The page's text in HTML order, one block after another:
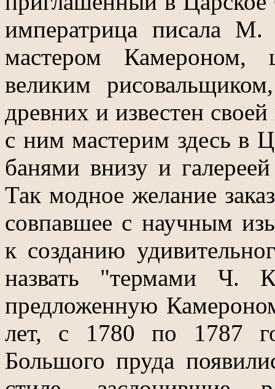
императрица писала М.
мастером Камероном,
великим
древних и известен
с ним мастерим здесь в
банями внизу и
Так модное желание
совпавшее с научным
к созданию
назвать "термами Ч.
предложенную
лет, с 1780 по 1787
Большого пруда